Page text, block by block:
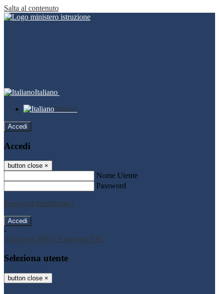
Salta al contenuto
Italiano
Italiano
Accedi
Accedi
button close ×
Nome Utente
Password
Password dimenticata?
-
Entra con SPID Entra con CIE
Seleziona utente
button close ×